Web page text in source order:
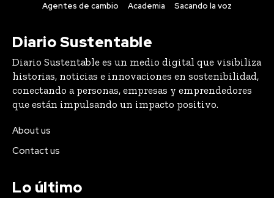
Agentes de cambio
Academia Sacando la voz
Diario Sustentable
Diario Sustentable es un medio digital que visibiliza
historias, noticias e innovaciones en sostenibilidad,
conectando a personas, empresas y emprendedores
que están impulsando un impacto positivo.
About us
Contact us
Lo último